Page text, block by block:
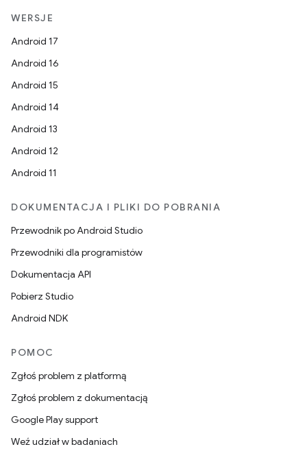
WERSJE
Android 17
Android 16
Android 15
Android 14
Android 13
Android 12
Android 11
DOKUMENTACJA I PLIKI DO POBRANIA
Przewodnik po Android Studio
Przewodniki dla programistów
Dokumentacja API
Pobierz Studio
Android NDK
POMOC
Zgłoś problem z platformą
Zgłoś problem z dokumentacją
Google Play support
Weź udział w badaniach